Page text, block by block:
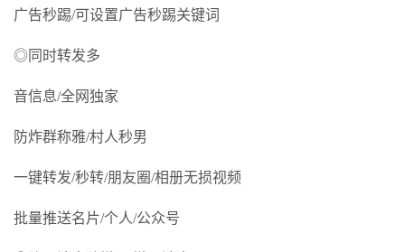
广告秒踢/可设置广告秒踢关键词
◎同时转发多
音信息/全网独家
防炸群称雅/村人秒男
一键转发/秒转/朋友圈/相册无损视频
批量推送名片/个人/公众号